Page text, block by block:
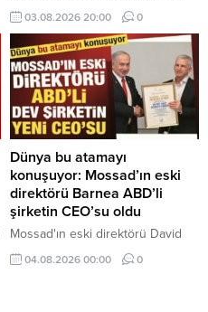
tamamladı.
03.08.2026 20:00 0
Dünya bu atamayı
konuşuyor: Mossad’ın eski
direktörü Barnea ABD’li
şirketin CEO’su oldu
Mossad'ın eski direktörü David
Barnea, ABD'li savunma şirketi
Ondas'ın Yönetim Kurulu Başkanı
04.08.2026 00:00 0